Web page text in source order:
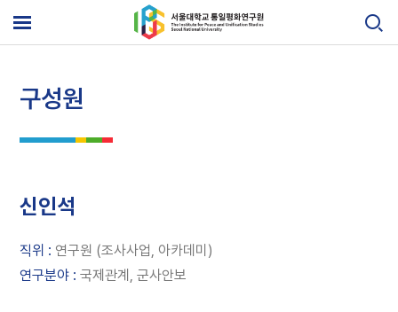
to
content
기
구성원
신인석
직위 : 연구원 (조사사업, 아카데미)
연구분야 :국제관계, 군사안보